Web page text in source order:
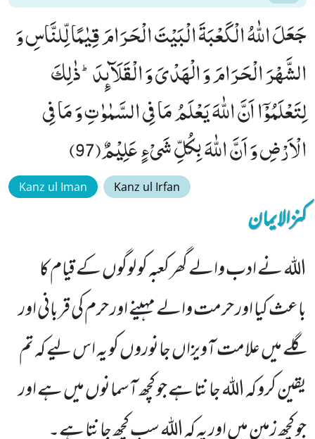
جَعَلَ اللّٰهُ الْكَعْبَةَ الْبَیْتَ الْحَرَامَ قِیٰمًا لِّلنَّاسِ وَ
الشَّهْرَ الْحَرَامَ وَ الْهَدْیَ وَ الْقَلَآىٕدَؕ-ذٰلِكَ
لِتَعْلَمُوْۤا اَنَّ اللّٰهَ یَعْلَمُ مَا فِی السَّمٰوٰتِ وَ مَا فِی
الْاَرْضِ وَ اَنَّ اللّٰهَ بِكُلِّ شَیْءٍ عَلِیْمٌ(97)
Kanz ul Iman Kanz ul Irfan
کنزالایمان
اللہ نے ادب والے گھر کعبہ کو لوگوں کے قیام کا
باعث کیا اور حرمت والے مہینے اور حرم کی قربانی اور
گلے میں علامت آویزاں جانوروں کو یہ اس لیے کہ تم
یقین کرو کہ اللہ جانتا ہے جو کچھ آسمانوں میں ہے اور
جو کچھ زمین میں اور یہ کہ اللہ سب کچھ جانتا ہے۔